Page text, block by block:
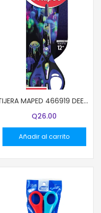
TIJERA MAPED 466919 DEEPSEA PARADISE 16CM (6″1/3)
Q26.00
Añadir al carrito